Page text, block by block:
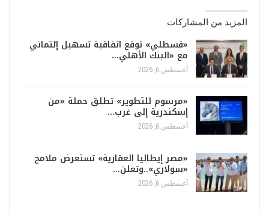
المزيد من المشاركات
«قسطلي» توقع اتفاقية تسهيل إئتماني
مع «البنك الأهلي…
أغسطس 6, 2026
«مرسوم للتطوير» تطلق حملة «من
إسكندرية إلى غرب…
أغسطس 6, 2026
«مصر إيطاليا العقارية» تستعرض ملامح
«سولاري»..وتعلن…
أغسطس 6, 2026